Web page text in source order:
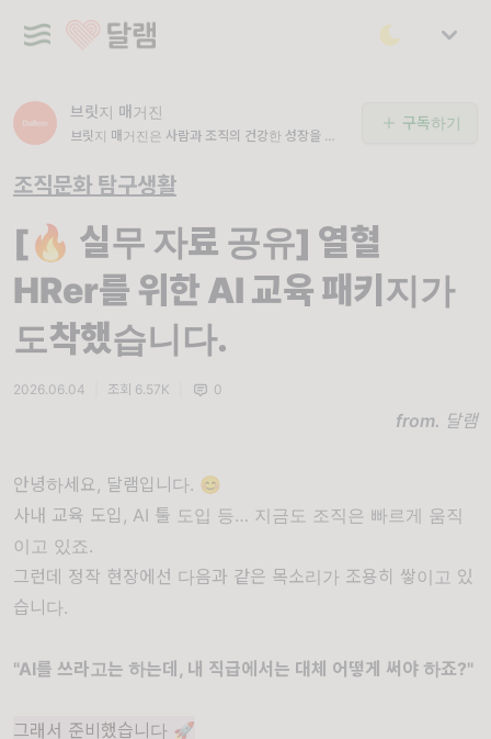
브릿지 매거진
브릿지 매거진은 사람과 조직의 건강한 성장을 돕는
무에 바로 적용할 수 있는 인사이트와 자료를 제공
합니다.
구독하기
조직문화 탐구생활
[🔥 실무 자료 공유] 열혈
HRer를 위한 AI 교육 패키지가
도착했습니다.
2026.06.04 조회 6.57K 0
from. 달램
안녕하세요, 달램입니다. 😊
사내 교육 도입, AI 툴 도입 등… 지금도 조직은 빠르게 움직
이고 있죠.
그런데 정작 현장에선 다음과 같은 목소리가 조용히 쌓이고 있
습니다.
"AI를 쓰라고는 하는데, 내 직급에서는 대체 어떻게 써야 하죠?"
그래서 준비했습니다 🚀